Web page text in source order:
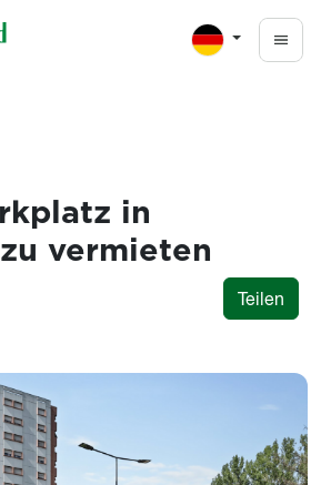
in
vermieten
Teilen